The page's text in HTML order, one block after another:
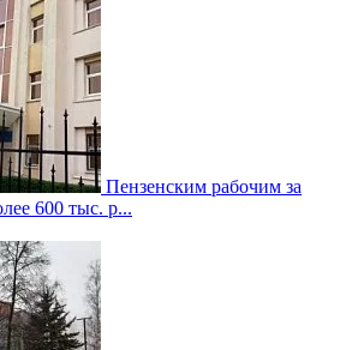
Пензенским рабочим за
600 тыс. р...